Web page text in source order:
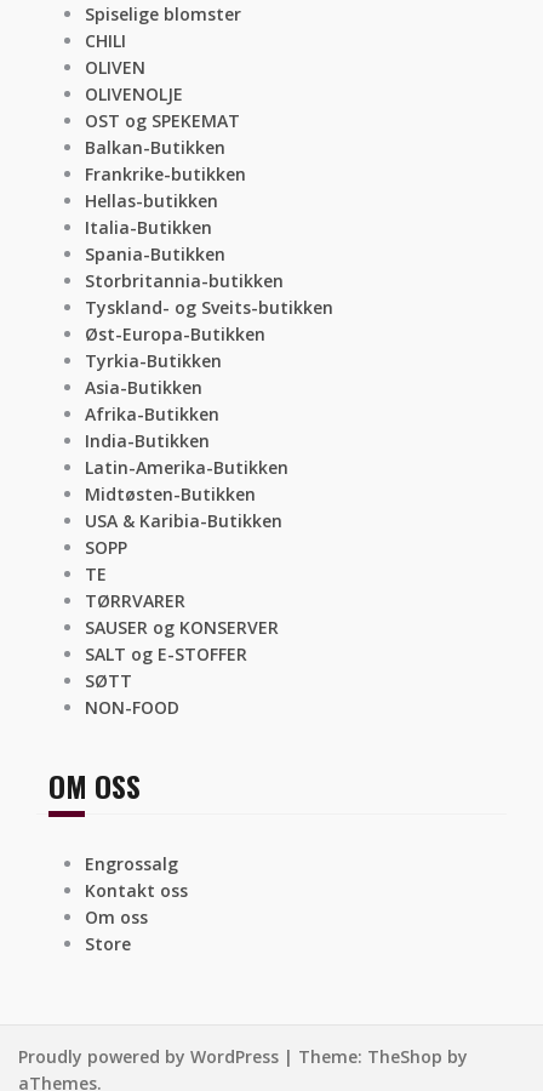
Spiselige blomster
CHILI
OLIVEN
OLIVENOLJE
OST og SPEKEMAT
Balkan-Butikken
Frankrike-butikken
Hellas-butikken
Italia-Butikken
Spania-Butikken
Storbritannia-butikken
Tyskland- og Sveits-butikken
Øst-Europa-Butikken
Tyrkia-Butikken
Asia-Butikken
Afrika-Butikken
India-Butikken
Latin-Amerika-Butikken
Midtøsten-Butikken
USA & Karibia-Butikken
SOPP
TE
TØRRVARER
SAUSER og KONSERVER
SALT og E-STOFFER
SØTT
NON-FOOD
OM OSS
Engrossalg
Kontakt oss
Om oss
Store
Proudly powered by WordPress | Theme: TheShop by
aThemes.